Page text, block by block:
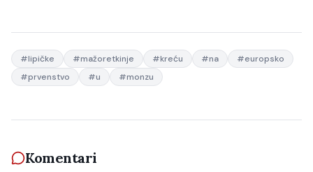
#lipičke #mažoretkinje #kreću #na #europsko
#prvenstvo #u #monzu
Komentari